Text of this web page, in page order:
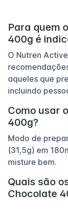
Para quem
400g é
O Nutren
aqueles que
incluindo
Como usar
400g?
Modo de
(31,5g) em
misture bem.
Quais são
Chocolate